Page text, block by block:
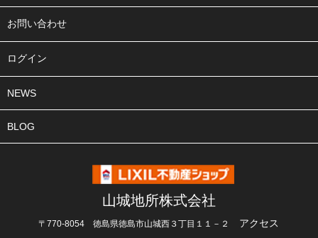
お問い合わせ
ログイン
NEWS
BLOG
山城地所株式会社
〒770-8054 徳島県徳島市山城西３丁目１１－２ アクセス